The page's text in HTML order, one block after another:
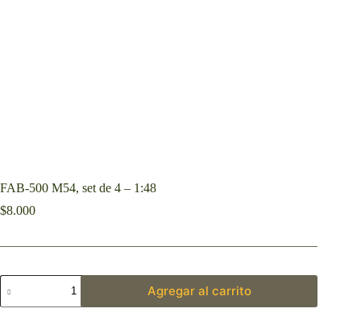
FAB-500 M54, set de 4 – 1:48
$8.000
Agregar al carrito